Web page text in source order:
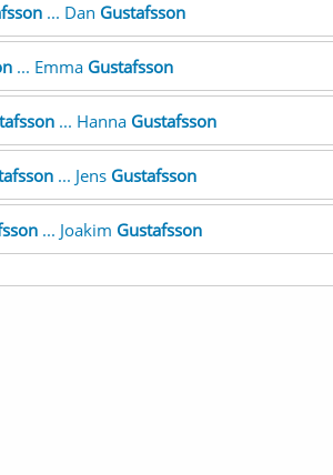
... Dan Gustafsson
... Emma Gustafsson
... Hanna Gustafsson
... Jens Gustafsson
... Joakim Gustafsson